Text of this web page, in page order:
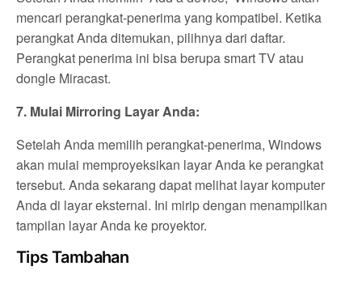
mencari perangkat-penerima yang kompatibel. Ketika
perangkat Anda ditemukan, pilihnya dari daftar.
Perangkat penerima ini bisa berupa smart TV atau
dongle Miracast.
7. Mulai Mirroring Layar Anda:
Setelah Anda memilih perangkat-penerima, Windows
akan mulai memproyeksikan layar Anda ke perangkat
tersebut. Anda sekarang dapat melihat layar komputer
Anda di layar eksternal. Ini mirip dengan menampilkan
tampilan layar Anda ke proyektor.
Tips Tambahan